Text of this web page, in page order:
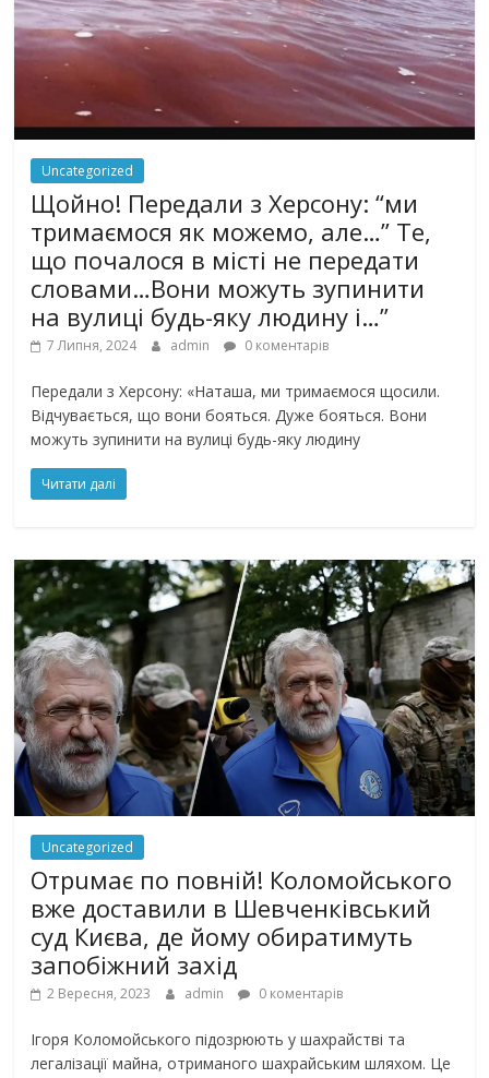
Uncategorized
Щойно! Передали з Херсону: “ми
тримаємося як можемо, але…” Те,
що почалося в місті не передати
словами…Вони можуть зупинити
на вулиці будь-яку людину і…”
7 Липня, 2024 admin 0 коментарів
Передали з Херсону: «Наташа, ми тримаємося щосили.
Відчувається, що вони бояться. Дуже бояться. Вони
можуть зупинити на вулиці будь-яку людину
Читати далі
Uncategorized
Отрuмає по повній! Коломойського
вже доставили в Шевченківський
суд Києва, де йому обиратимуть
запобіжний захід
2 Вересня, 2023 admin 0 коментарів
Ігоря Коломойського підозрюють у шахрайстві та
легалізації майна, отриманого шахрайським шляхом. Це